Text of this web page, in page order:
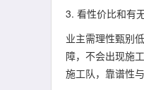
3. 看性价比和有
业主需理性甄别
障，不会出现施
施工队，靠谱性